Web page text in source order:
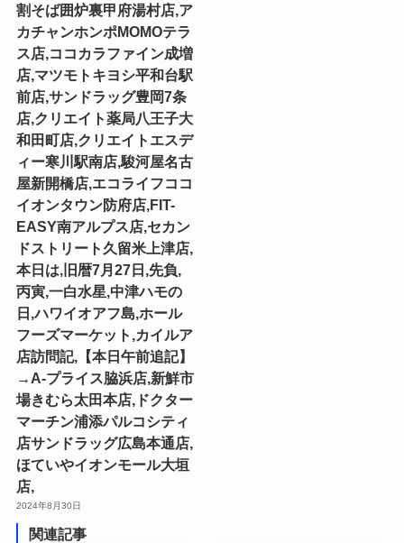
割そば囲炉裏甲府湯村店,ア
カチャンホンポMOMOテラ
ス店,ココカラファイン成増
店,マツモトキヨシ平和台駅
前店,サンドラッグ豊岡7条
店,クリエイト薬局八王子大
和田町店,クリエイトエスデ
ィー寒川駅南店,駿河屋名古
屋新開橋店,エコライフココ
イオンタウン防府店,FIT-
EASY南アルプス店,セカン
ドストリート久留米上津店,
本日は,旧暦7月27日,先負,
丙寅,一白水星,中津ハモの
日,ハワイオアフ島,ホール
フーズマーケット,カイルア
店訪問記,【本日午前追記】
→A-プライス脇浜店,新鮮市
場きむら太田本店,ドクター
マーチン浦添パルコシティ
店サンドラッグ広島本通店,
ほていやイオンモール大垣
店,
2024年8月30日
関連記事